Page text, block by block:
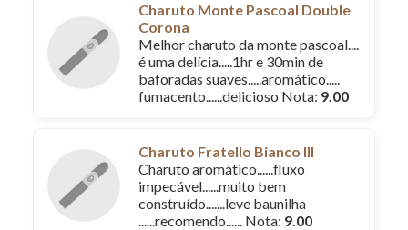
Charuto Monte Pascoal Double
Corona
Melhor charuto da monte pascoal....
é uma delícia.....1hr e 30min de
baforadas suaves.....aromático.....
fumacento......delicioso Nota: 9.00
Charuto Fratello Bianco III
Charuto aromático......fluxo
impecável......muito bem
construído.......leve baunilha
......recomendo...... Nota: 9.00